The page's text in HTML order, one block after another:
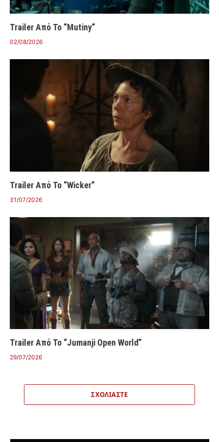
Trailer Από Το “Mutiny”
02/08/2026
Trailer Από Το “Wicker”
31/07/2026
Trailer Από Το “Jumanji Open World”
29/07/2026
ΣΧΟΛΙΆΣΤΕ